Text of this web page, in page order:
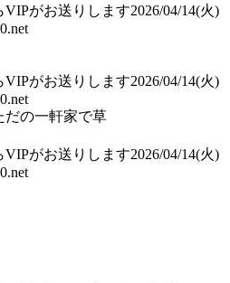
VIPがお送りします2026/04/14(火)
VIPがお送りします2026/04/14(火)
だの一軒家で草
VIPがお送りします2026/04/14(火)